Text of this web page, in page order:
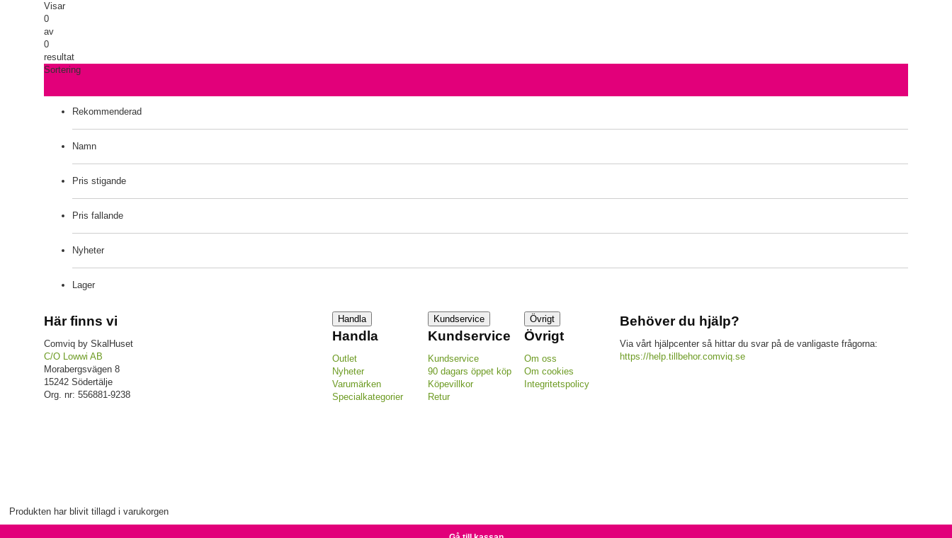
Visar
0
av
0
resultat
Sortering
Rekommenderad
Namn
Pris stigande
Pris fallande
Nyheter
Lager
Här finns vi
Comviq by SkalHuset
C/O Lowwi AB
Morabergsvägen 8
15242 Södertälje
Org. nr: 556881-9238
Handla
Handla
Outlet
Nyheter
Varumärken
Specialkategorier
Kundservice
Kundservice
Kundservice
90 dagars öppet köp
Köpevillkor
Retur
Övrigt
Övrigt
Om oss
Om cookies
Integritetspolicy
Behöver du hjälp?
Via vårt hjälpcenter så hittar du svar på de vanligaste frågorna:
https://help.tillbehor.comviq.se
Produkten har blivit tillagd i varukorgen